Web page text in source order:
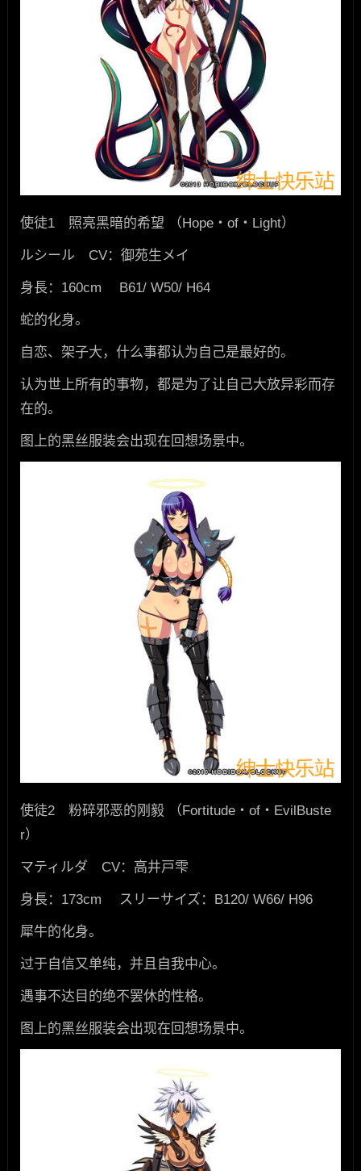
使徒1 照亮黑暗的希望 （Hope・of・Light）
ルシール CV：御苑生メイ
身長：160cm B61/ W50/ H64
蛇的化身。
自恋、架子大，什么事都认为自己是最好的。
认为世上所有的事物，都是为了让自己大放异彩而存
在的。
图上的黑丝服装会出现在回想场景中。
使徒2 粉碎邪恶的刚毅 （Fortitude・of・EvilBuste
r）
マティルダ CV：高井戸雫
身長：173cm スリーサイズ：B120/ W66/ H96
犀牛的化身。
过于自信又单纯，并且自我中心。
遇事不达目的绝不罢休的性格。
图上的黑丝服装会出现在回想场景中。